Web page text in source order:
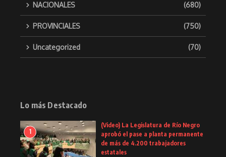
NACIONALES (680)
PROVINCIALES (750)
Uncategorized (70)
Lo más Destacado
1
(Video) La Legislatura de Río Negro
aprobó el pase a planta permanente
de más de 4.200 trabajadores
estatales